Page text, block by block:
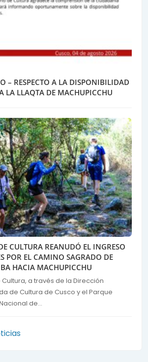
– RESPECTO A LA DISPONIBILIDAD
LA LLAQTA DE MACHUPICCHU
CULTURA REANUDÓ EL INGRESO
POR EL CAMINO SAGRADO DE
HACIA MACHUPICCHU
Cultura, a través de la Dirección
de Cultura de Cusco y el Parque
de...